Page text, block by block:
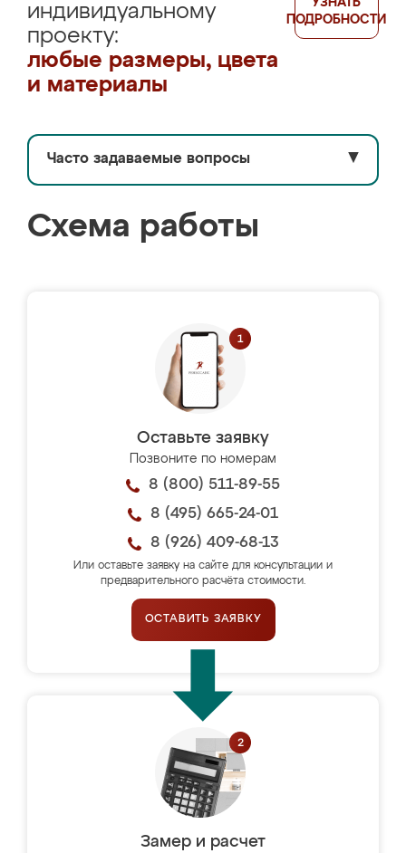
индивидуальному
проекту:
любые размеры, цвета
и материалы
УЗНАТЬ
ПОДРОБНОСТИ
Часто задаваемые вопросы ▼
Схема работы
Оставьте заявку
Позвоните по номерам
8 (800) 511-89-55
8 (495) 665-24-01
8 (926) 409-68-13
Или оставьте заявку на сайте для консультации и
предварительного расчёта стоимости.
ОСТАВИТЬ ЗАЯВКУ
Замер и расчет